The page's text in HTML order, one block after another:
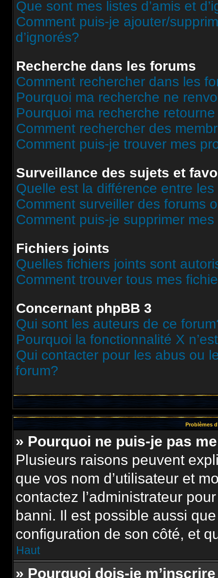
Que sont mes listes d’amis et
Comment puis-je ajouter/
d’ignorés?
Recherche dans les forums
Comment rechercher dans les
Pourquoi ma recherche ne
Pourquoi ma recherche
Comment rechercher des
Comment puis-je trouver mes
Surveillance des sujets et
Quelle est la différence entre
Comment surveiller des forums
Comment puis-je supprimer
Fichiers joints
Quelles fichiers joints sont
Comment trouver tous mes
Concernant phpBB 3
Qui sont les auteurs de ce
Pourquoi la fonctionnalité X
Qui contacter pour les abus ou
forum?
Problèmes
» Pourquoi ne puis-je pas
Plusieurs raisons peuvent
que vos nom d’utilisateur et
contactez l’administrateur
banni. Il est possible aussi
configuration de son côté, et
Haut
» Pourquoi dois-je